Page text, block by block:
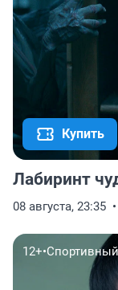
Купить
Лабиринт
08 августа, 23:35
12+•